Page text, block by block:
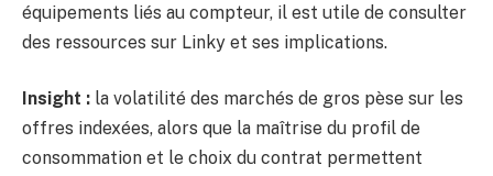
équipements liés au compteur, il est utile de consulter
des ressources sur Linky et ses implications.
Insight : la volatilité des marchés de gros pèse sur les
offres indexées, alors que la maîtrise du profil de
consommation et le choix du contrat permettent